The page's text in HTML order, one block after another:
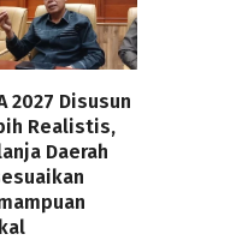
2027 Disusun
Realistis,
Daerah